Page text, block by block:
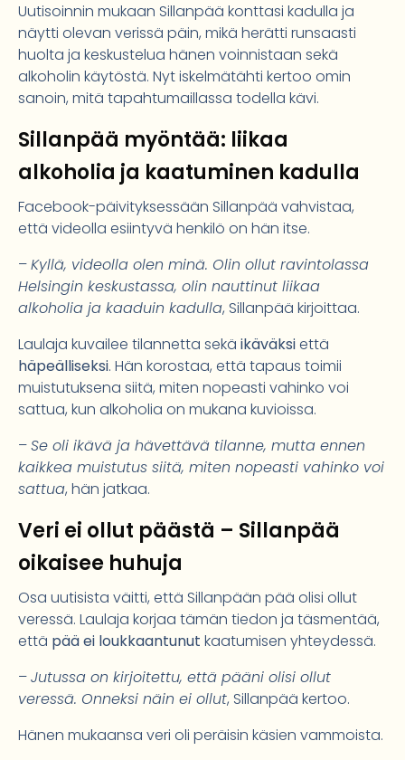
Uutisoinnin mukaan Sillanpää konttasi kadulla ja
näytti olevan verissä päin, mikä herätti runsaasti
huolta ja keskustelua hänen voinnistaan sekä
alkoholin käytöstä. Nyt iskelmätähti kertoo omin
sanoin, mitä tapahtumaillassa todella kävi.
Sillanpää myöntää: liikaa
alkoholia ja kaatuminen kadulla
Facebook-päivityksessään Sillanpää vahvistaa,
että videolla esiintyvä henkilö on hän itse.
–Kyllä, videolla olen minä. Olin ollut ravintolassa
Helsingin keskustassa, olin nauttinut liikaa
alkoholia ja kaaduin kadulla, Sillanpää kirjoittaa.
Laulaja kuvailee tilannetta sekä ikäväksiettä
häpeälliseksi. Hän korostaa, että tapaus toimii
muistutuksena siitä, miten nopeasti vahinko voi
sattua, kun alkoholia on mukana kuvioissa.
–Se oli ikävä ja hävettävä tilanne, mutta ennen
kaikkea muistutus siitä, miten nopeasti vahinko voi
sattua, hän jatkaa.
Veri ei ollut päästä – Sillanpää
oikaisee huhuja
Osa uutisista väitti, että Sillanpään pää olisi ollut
veressä. Laulaja korjaa tämän tiedon ja täsmentää,
että pää ei loukkaantunut kaatumisen yhteydessä.
–Jutussa on kirjoitettu, että pääni olisi ollut
veressä. Onneksi näin ei ollut, Sillanpää kertoo.
Hänen mukaansa veri oli peräisin käsien vammoista.